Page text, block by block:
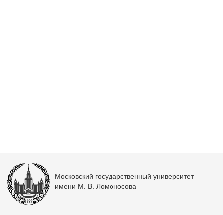
Московский государственный университет
имени М. В. Ломоносова